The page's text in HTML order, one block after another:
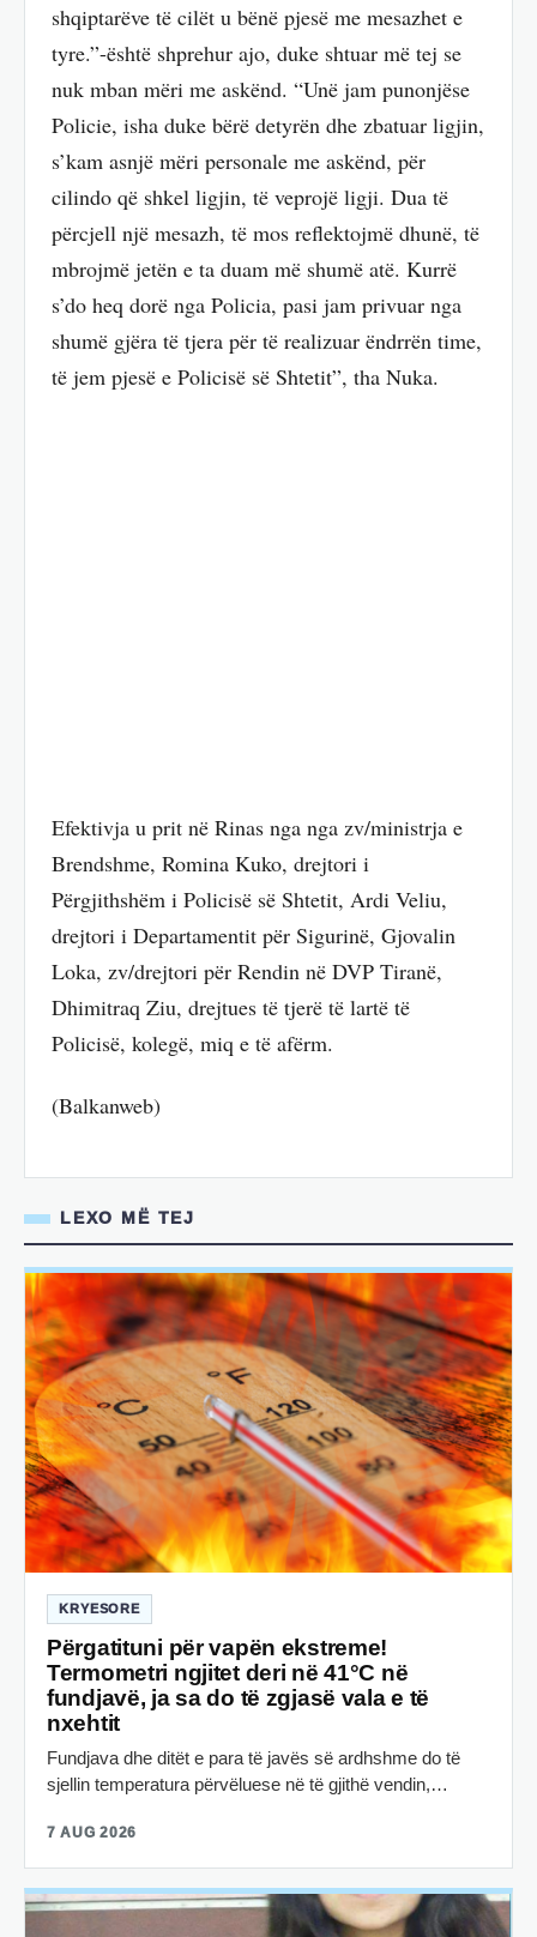
shqiptarëve të cilët u bënë pjesë me mesazhet e
tyre.”-është shprehur ajo, duke shtuar më tej se
nuk mban mëri me askënd. “Unë jam punonjëse
Policie, isha duke bërë detyrën dhe zbatuar ligjin,
s’kam asnjë mëri personale me askënd, për
cilindo që shkel ligjin, të veprojë ligji. Dua të
përcjell një mesazh, të mos reflektojmë dhunë, të
mbrojmë jetën e ta duam më shumë atë. Kurrë
s’do heq dorë nga Policia, pasi jam privuar nga
shumë gjëra të tjera për të realizuar ëndrrën time,
të jem pjesë e Policisë së Shtetit”, tha Nuka.
Efektivja u prit në Rinas nga nga zv/ministrja e
Brendshme, Romina Kuko, drejtori i
Përgjithshëm i Policisë së Shtetit, Ardi Veliu,
drejtori i Departamentit për Sigurinë, Gjovalin
Loka, zv/drejtori për Rendin në DVP Tiranë,
Dhimitraq Ziu, drejtues të tjerë të lartë të
Policisë, kolegë, miq e të afërm.
(Balkanweb)
LEXO MË TEJ
KRYESORE
Përgatituni për vapën ekstreme!
Termometri ngjitet deri në 41°C në
fundjavë, ja sa do të zgjasë vala e të
nxehtit
Fundjava dhe ditët e para të javës së ardhshme do të
sjellin temperatura përvëluese në të gjithë vendin,…
7 AUG 2026